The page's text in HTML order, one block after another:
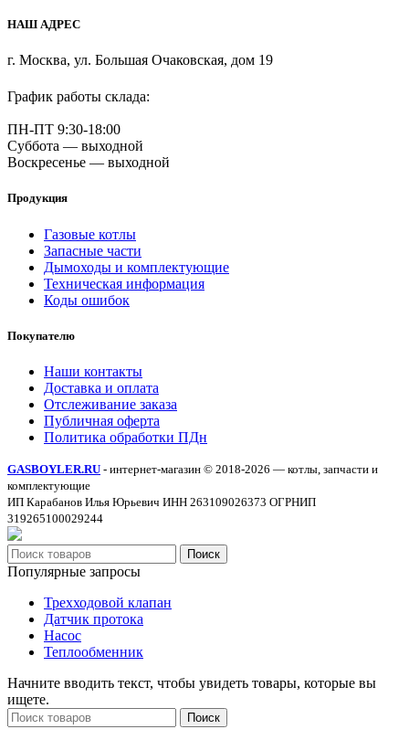
НАШ АДРЕС
г. Москва, ул. Большая Очаковская, дом 19
График работы склада:
ПН-ПТ 9:30-18:00
Суббота — выходной
Воскресенье — выходной
Продукция
Газовые котлы
Запасные части
Дымоходы и комплектующие
Техническая информация
Коды ошибок
Покупателю
Наши контакты
Доставка и оплата
Отслеживание заказа
Публичная оферта
Политика обработки ПДн
GASBOYLER.RU - интернет-магазин © 2018-2026 — котлы, запчасти и
комплектующие
ИП Карабанов Илья Юрьевич ИНН 263109026373 ОГРНИП
319265100029244
Поиск
Популярные запросы
Трехходовой клапан
Датчик протока
Насос
Теплообменник
Начните вводить текст, чтобы увидеть товары, которые вы
ищете.
Поиск